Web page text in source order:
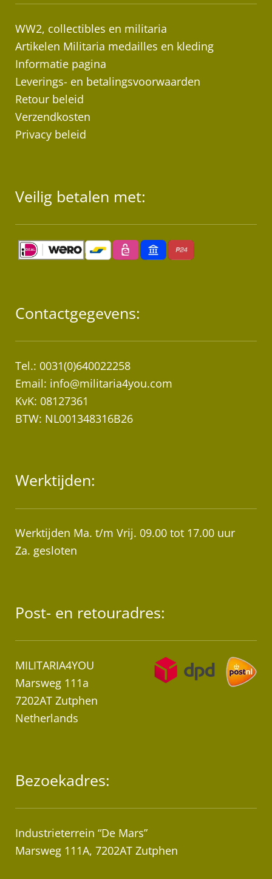
WW2, collectibles en militaria
Artikelen Militaria medailles en kleding
Informatie pagina
Leverings- en betalingsvoorwaarden
Retour beleid
Verzendkosten
Privacy beleid
Veilig betalen met:
Contactgegevens:
Tel.: 0031(0)640022258
Email: info@militaria4you.com
KvK: 08127361
BTW: NL001348316B26
Werktijden:
Werktijden Ma. t/m Vrij. 09.00 tot 17.00 uur
Za. gesloten
Post- en retouradres:
MILITARIA4YOU
Marsweg 111a
7202AT Zutphen
Netherlands
Bezoekadres:
Industrieterrein “De Mars”
Marsweg 111A, 7202AT Zutphen